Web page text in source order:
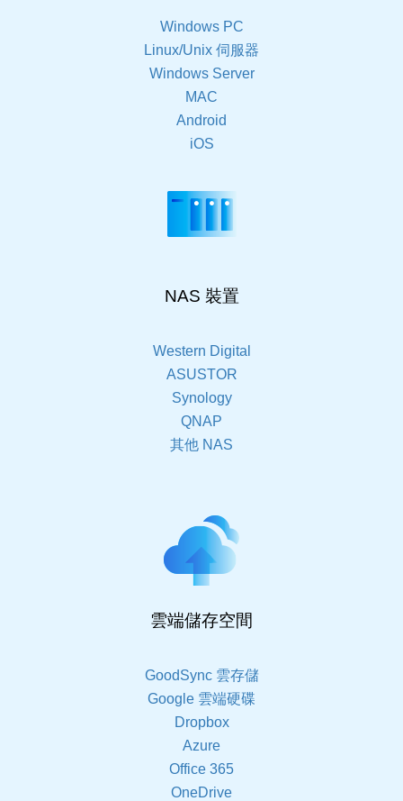
Windows PC
Linux/Unix 伺服器
Windows Server
MAC
Android
iOS
NAS 裝置
Western Digital
ASUSTOR
Synology
QNAP
其他 NAS
雲端儲存空間
GoodSync 雲存儲
Google 雲端硬碟
Dropbox
Azure
Office 365
OneDrive